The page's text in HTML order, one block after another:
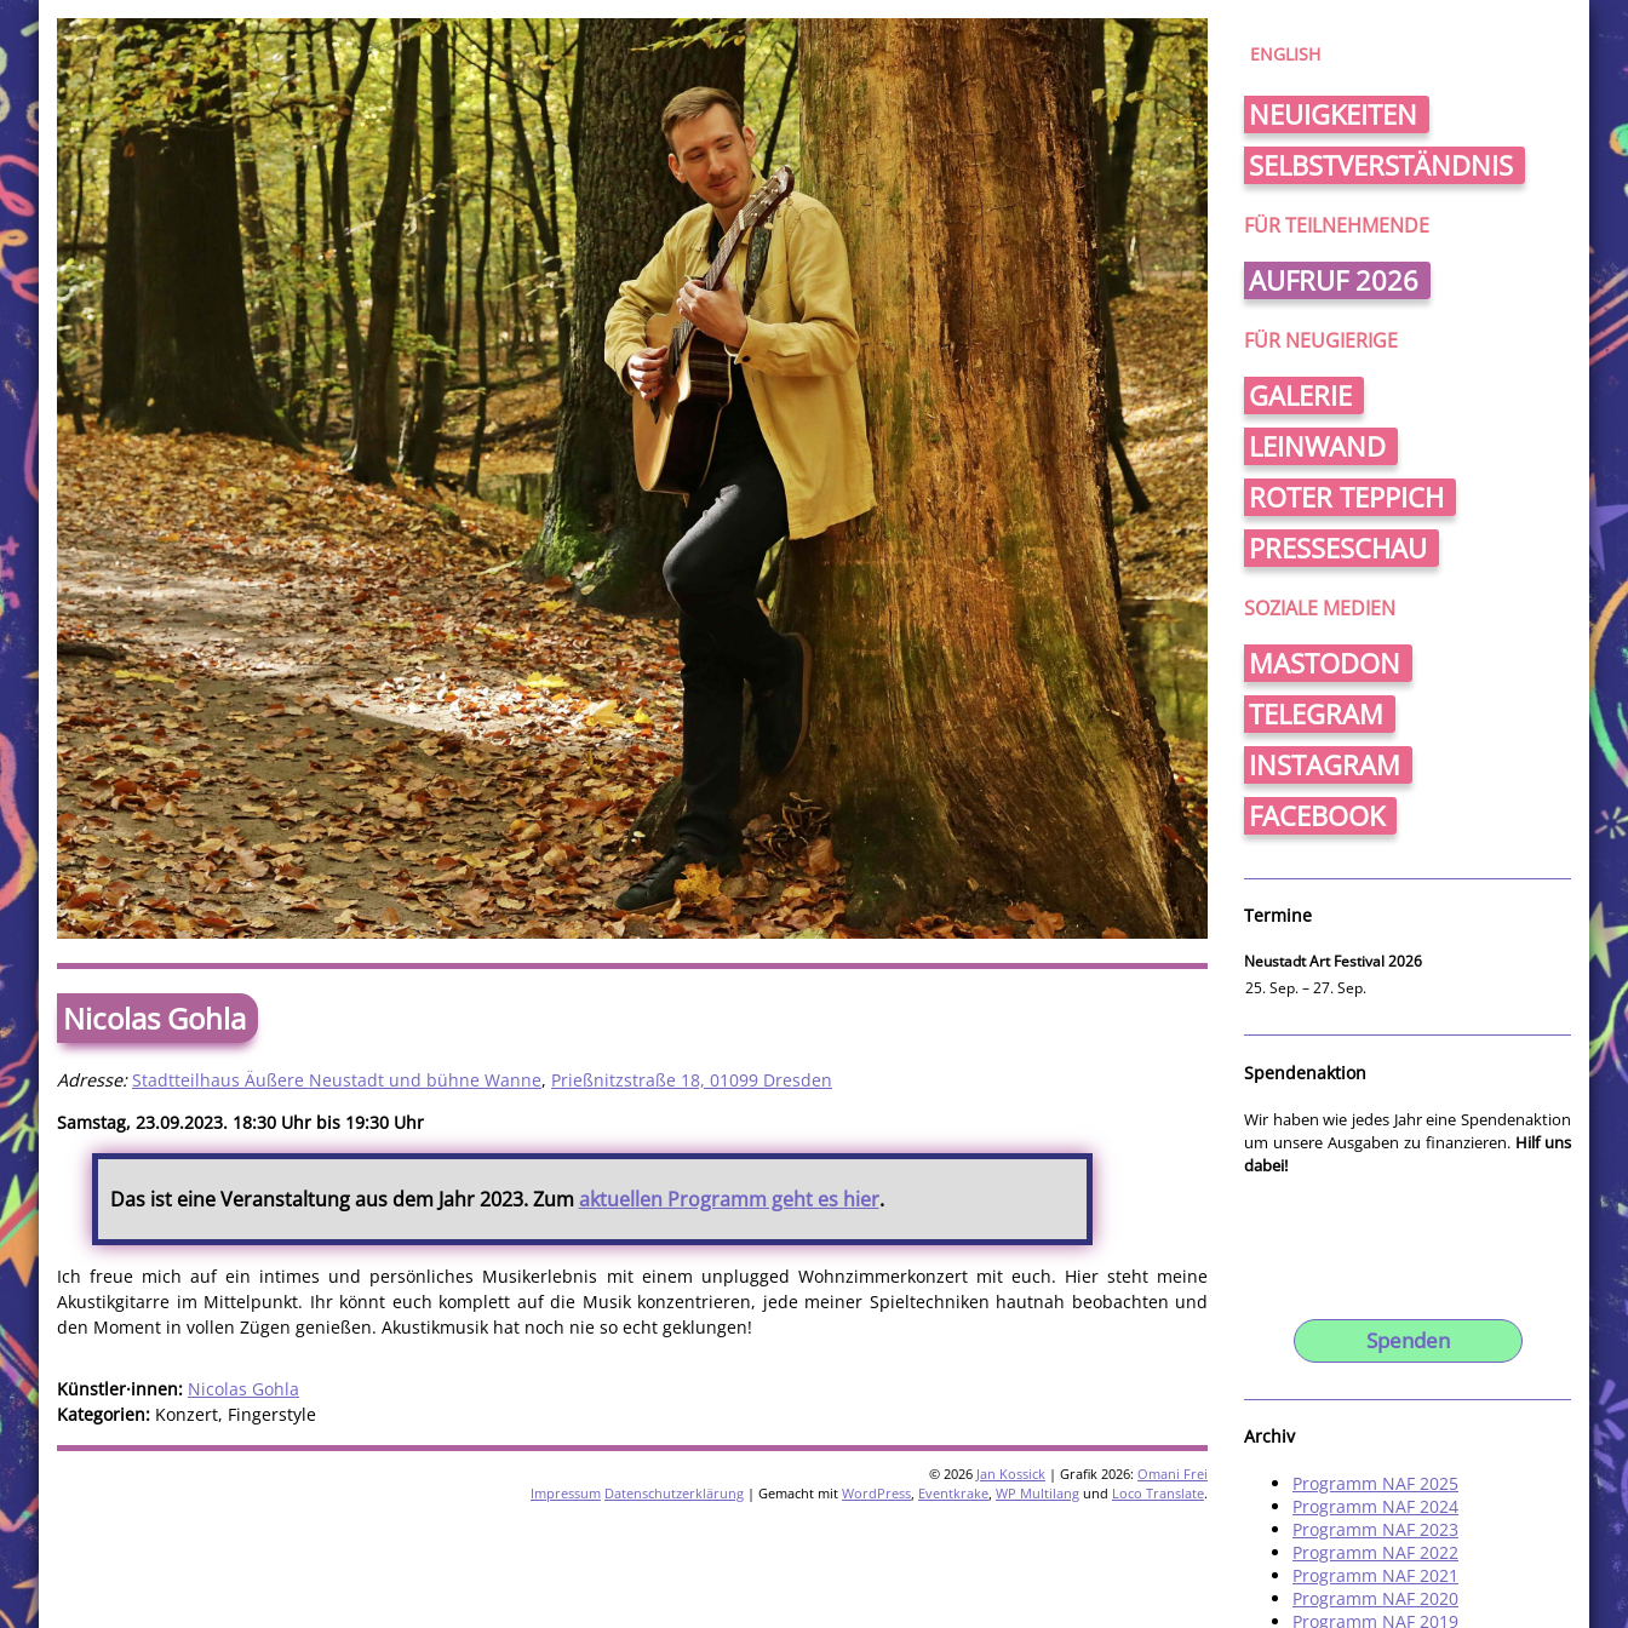
Nicolas Gohla
Adresse: Stadtteilhaus Äußere Neustadt und bühne Wanne, Prießnitzstraße 18, 01099 Dresden
Samstag, 23.09.2023. 18:30 Uhr bis 19:30 Uhr
Das ist eine Veranstaltung aus dem Jahr 2023. Zumaktuellen Programm geht es hier.
Ich freue mich auf ein intimes und persönliches Musikerlebnis mit einem unplugged Wohnzimmerkonzert mit euch. Hier steht meine
Akustikgitarre im Mittelpunkt. Ihr könnt euch komplett auf die Musik konzentrieren, jede meiner Spieltechniken hautnah beobachten und
den Moment in vollen Zügen genießen. Akustikmusik hat noch nie so echt geklungen!
Künstler·innen: Nicolas Gohla
Kategorien: Konzert, Fingerstyle
© 2026 Jan Kossick | Grafik 2026: Omani Frei
Impressum Datenschutzerklärung | Gemacht mit WordPress Eventkrake WP Multilang und Loco Translate.
ENGLISH
NEUIGKEITEN
SELBSTVERSTÄNDNIS
FÜR TEILNEHMENDE
AUFRUF 2026
FÜR NEUGIERIGE
GALERIE
LEINWAND
ROTER TEPPICH
PRESSESCHAU
SOZIALE MEDIEN
MASTODON
TELEGRAM
INSTAGRAM
FACEBOOK
Termine
Neustadt Art Festival 2026
25. Sep. – 27. Sep.
Spendenaktion
Wir haben wie jedes Jahr eine Spendenaktion
um unsere Ausgaben zu finanzieren. Hilf uns
dabei!
Spenden
Archiv
Programm NAF 2025
Programm NAF 2024
Programm NAF 2023
Programm NAF 2022
Programm NAF 2021
Programm NAF 2020
Programm NAF 2019